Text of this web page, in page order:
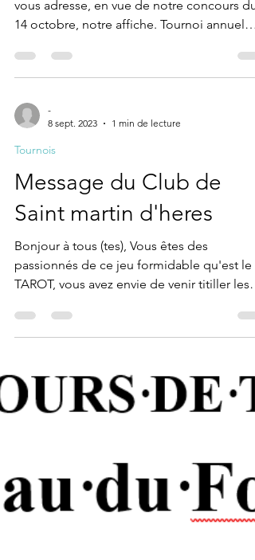
Bonjour, La saison a bien redémarré et je
vous adresse, en vue de notre concours du
14 octobre, notre affiche. Tournoi annuel
8 sept. 2023
Tournois
Message du Club de
Saint martin d'heres
Bonjour à tous (tes), Vous êtes des
passionnés de ce jeu formidable qu'est le
TAROT, vous avez envie de venir titiller les